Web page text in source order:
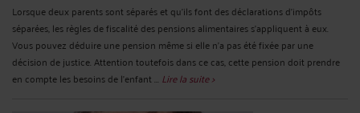
Lorsque deux parents sont séparés et qu’ils font des déclarations d’impôts
séparées, les règles de fiscalité des pensions alimentaires s’appliquent à eux.
Vous pouvez déduire une pension même si elle n’a pas été fixée par une
décision de justice. Attention toutefois dans ce cas, cette pension doit prendre
en compte les besoins de l’enfant ... Lire la suite >